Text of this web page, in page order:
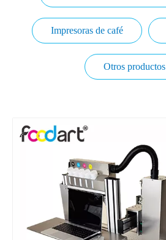
Impresoras de café
Otros productos